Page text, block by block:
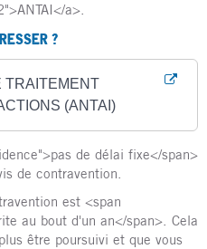
a>.
?
TRAITEMENT
(ANTAI)
de délai fixe</span>
de contravention.
est <span
au bout d'un an</span>. Cela
être poursuivi et que vous